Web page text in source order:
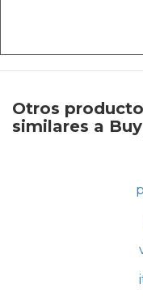
Otros
similares a